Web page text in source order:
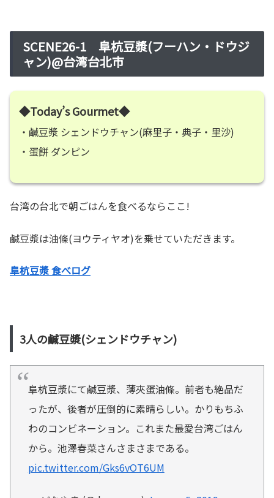
SCENE26-1 阜杭豆漿(フーハン・ドウジ
ャン)@台湾台北市
◆Today’s Gourmet◆
・鹹豆漿 シェンドウチャン(麻里子・典子・里沙)
・蛋餅 ダンピン
台湾の台北で朝ごはんを食べるならここ!
鹹豆漿は油條(ヨウティヤオ)を乗せていただきます。
阜杭豆漿 食べログ
3人の鹹豆漿(シェンドウチャン)
阜杭豆漿にて鹹豆漿、薄夾蛋油條。前者も絶品だ
ったが、後者が圧倒的に素晴らしい。かりもちふ
わのコンビネーション。これまた最愛台湾ごはん
から。池澤春菜さんさまさまである。
pic.twitter.com/Gks6vOT6UM